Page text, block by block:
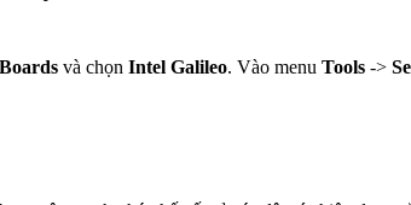
Boards và chọn Intel Galileo. Vào menu Tools ->